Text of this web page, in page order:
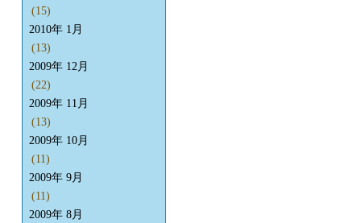
(15)
2010年 1月
(13)
2009年 12月
(22)
2009年 11月
(13)
2009年 10月
(11)
2009年 9月
(11)
2009年 8月